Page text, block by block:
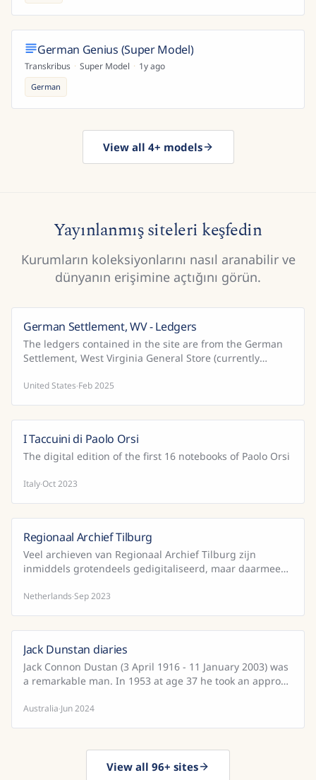
German Genius (Super Model)
Transkribus · Super Model · 1y ago
German
View all 4+ models
Yayınlanmış siteleri keşfedin
Kurumların koleksiyonlarını nasıl aranabilir ve
dünyanın erişimine açtığını görün.
German Settlement, WV - Ledgers
The ledgers contained in the site are from the German
Settlement, West Virginia General Store (currently
United States·Feb 2025
I Taccuini di Paolo Orsi
The digital edition of the first 16 notebooks of Paolo Orsi
Italy·Oct 2023
Regionaal Archief Tilburg
Veel archieven van Regionaal Archief Tilburg zijn
inmiddels grotendeels gedigitaliseerd, maar daarmee
...
Netherlands·Sep 2023
Jack Dunstan diaries
Jack Connon Dustan (3 April 1916 - 11 January 2003) was
a remarkable man. In 1953 at age 37 he took an approx.
Australia·Jun 2024
View all 96+ sites